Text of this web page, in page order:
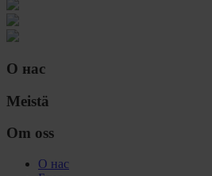
О нас
Meistä
Om oss
О нас